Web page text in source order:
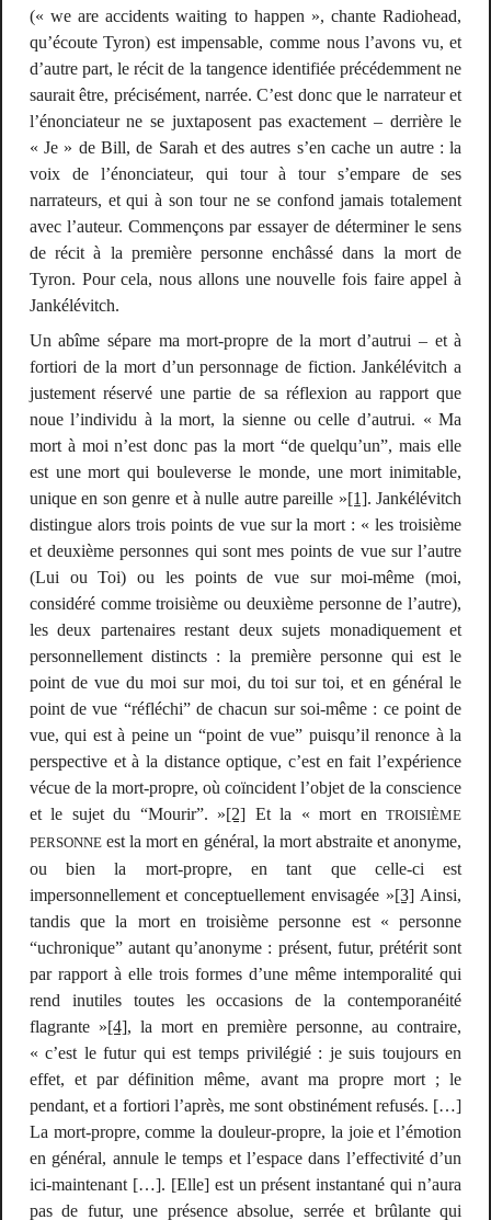
(« we are accidents waiting to happen », chante Radiohead,
qu’écoute Tyron) est impensable, comme nous l’avons vu, et
d’autre part, le récit de la tangence identifiée précédemment ne
saurait être, précisément, narrée. C’est donc que le narrateur et
l’énonciateur ne se juxtaposent pas exactement – derrière le
« Je » de Bill, de Sarah et des autres s’en cache un autre : la
voix de l’énonciateur, qui tour à tour s’empare de ses
narrateurs, et qui à son tour ne se confond jamais totalement
avec l’auteur. Commençons par essayer de déterminer le sens
de récit à la première personne enchâssé dans la mort de
Tyron. Pour cela, nous allons une nouvelle fois faire appel à
Jankélévitch.
Un abîme sépare ma mort-propre de la mort d’autrui – et à
fortiori de la mort d’un personnage de fiction. Jankélévitch a
justement réservé une partie de sa réflexion au rapport que
noue l’individu à la mort, la sienne ou celle d’autrui. « Ma
mort à moi n’est donc pas la mort “de quelqu’un”, mais elle
est une mort qui bouleverse le monde, une mort inimitable,
unique en son genre et à nulle autre pareille »[1]. Jankélévitch
distingue alors trois points de vue sur la mort : « les troisième
et deuxième personnes qui sont mes points de vue sur l’autre
(Lui ou Toi) ou les points de vue sur moi-même (moi,
considéré comme troisième ou deuxième personne de l’autre),
les deux partenaires restant deux sujets monadiquement et
personnellement distincts : la première personne qui est le
point de vue du moi sur moi, du toi sur toi, et en général le
point de vue “réfléchi” de chacun sur soi-même : ce point de
vue, qui est à peine un “point de vue” puisqu’il renonce à la
perspective et à la distance optique, c’est en fait l’expérience
vécue de la mort-propre, où coïncident l’objet de la conscience
et le sujet du “Mourir”. »[2] Et la « mort en
TROISIÈME
PERSONNE est la mort en général, la mort abstraite et anonyme,
ou bien la mort-propre, en tant que celle-ci est
impersonnellement et conceptuellement envisagée »[3] Ainsi,
tandis que la mort en troisième personne est « personne
“uchronique” autant qu’anonyme : présent, futur, prétérit sont
par rapport à elle trois formes d’une même intemporalité qui
rend inutiles toutes les occasions de la contemporanéité
flagrante »[4], la mort en première personne, au contraire,
« c’est le futur qui est temps privilégié : je suis toujours en
effet, et par définition même, avantma propre mort ; le
pendant, et a fortiori l’après, me sont obstinément refusés. […]
La mort-propre, comme la douleur-propre, la joie et l’émotion
en général, annule le temps et l’espace dans l’effectivité d’un
ici-maintenant […]. [Elle] est un présent instantané qui n’aura
pas de futur, une présence absolue, serrée et brûlante qui